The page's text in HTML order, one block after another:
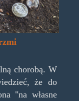
chorobą. W
że do
"na własne